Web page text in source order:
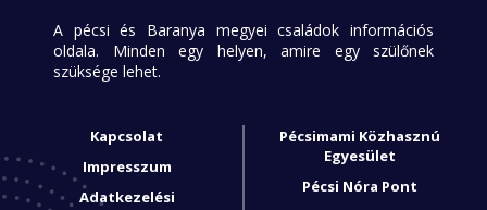
A pécsi és Baranya megyei családok információs
oldala. Minden egy helyen, amire egy szülőnek
szüksége lehet.
Kapcsolat
Impresszum
Adatkezelési
Pécsimami Közhasznú
Egyesület
Pécsi Nóra Pont